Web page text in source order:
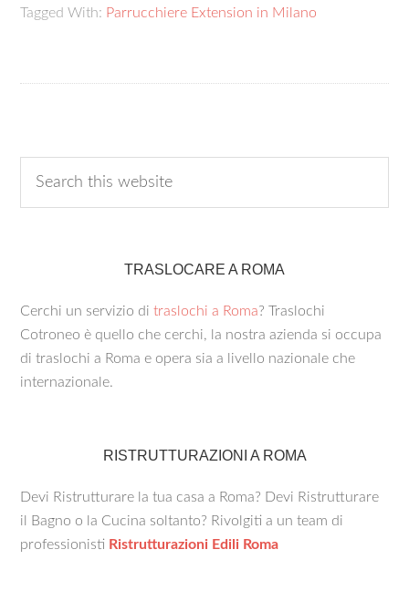
Tagged With: Parrucchiere Extension in Milano
TRASLOCARE A ROMA
Cerchi un servizio ditraslochi a Roma? Traslochi
Cotroneo è quello che cerchi, la nostra azienda si occupa
di traslochi a Roma e opera sia a livello nazionale che
internazionale.
RISTRUTTURAZIONI A ROMA
Devi Ristrutturare la tua casa a Roma? Devi Ristrutturare
il Bagno o la Cucina soltanto? Rivolgiti a un team di
professionisti Ristrutturazioni Edili Roma